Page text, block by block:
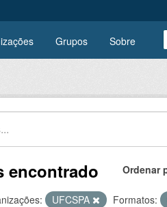
Grupos Sobre
Ordenar
encontrado
UFCSPA Formatos: